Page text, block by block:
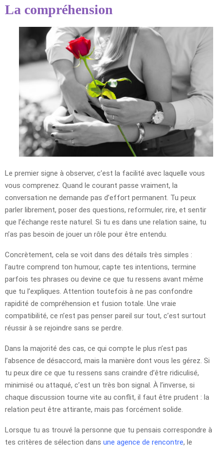
La compréhension
Le premier signe à observer, c’est la facilité avec laquelle vous
vous comprenez. Quand le courant passe vraiment, la
conversation ne demande pas d’effort permanent. Tu peux
parler librement, poser des questions, reformuler, rire, et sentir
que l’échange reste naturel. Si tu es dans une relation saine, tu
n’as pas besoin de jouer un rôle pour être entendu.
Concrètement, cela se voit dans des détails très simples :
l’autre comprend ton humour, capte tes intentions, termine
parfois tes phrases ou devine ce que tu ressens avant même
que tu l’expliques. Attention toutefois à ne pas confondre
rapidité de compréhension et fusion totale. Une vraie
compatibilité, ce n’est pas penser pareil sur tout, c’est surtout
réussir à se rejoindre sans se perdre.
Dans la majorité des cas, ce qui compte le plus n’est pas
l’absence de désaccord, mais la manière dont vous les gérez. Si
tu peux dire ce que tu ressens sans craindre d’être ridiculisé,
minimisé ou attaqué, c’est un très bon signal. À l’inverse, si
chaque discussion tourne vite au conflit, il faut être prudent : la
relation peut être attirante, mais pas forcément solide.
Lorsque tu as trouvé la personne que tu pensais correspondre à
tes critères de sélection dans une agence de rencontre, le